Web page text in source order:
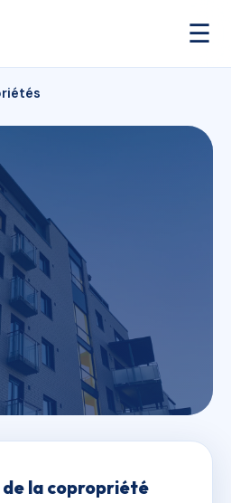
☰
de la copropriété